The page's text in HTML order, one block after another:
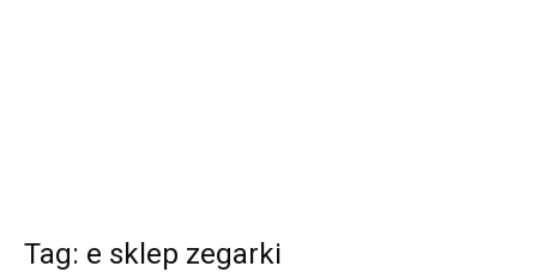
Tag: e sklep zegarki